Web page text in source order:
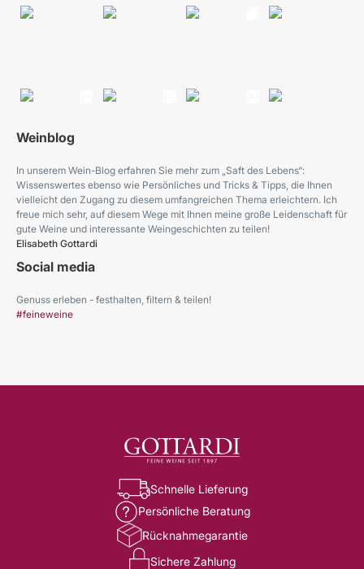
Weinblog
In unserem Wein-Blog erfahren Sie mehr zum „Saft des Lebens“:
Wissenswertes ebenso wie Persönliches und Tricks & Tipps, die Ihnen
vielleicht den Zugang zu diesem umfangreichen Thema erleichtern. Ich
freue mich sehr, auf diesem Wege mit Ihnen meine große Leidenschaft für
gute Weine und interessante Weingeschichten zu teilen!
Elisabeth Gottardi
Social media
Genuss erleben - festhalten, filtern & teilen!
#feineweine
Schnelle Lieferung
Persönliche Beratung
Rücknahmegarantie
Sichere Zahlung